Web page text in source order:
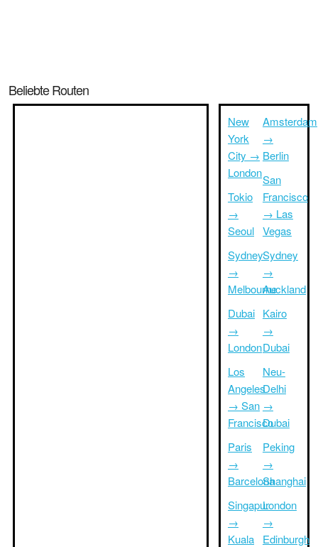
Beliebte Routen
New
York
City →
London
Tokio
→
Seoul
Sydney
→
Melbourne
Dubai
→
London
Los
Angeles
→ San
Francisco
Paris
→
Barcelona
Singapur
→
Kuala
Amsterdam
→
Berlin
San
Francisco
→ Las
Vegas
Sydney
→
Auckland
Kairo
→
Dubai
Neu-
Delhi
→
Dubai
Peking
→
Shanghai
London
→
Edinburgh